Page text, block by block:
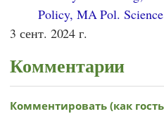
Policy, MA Pol. Science
3 сент. 2024 г.
Комментарии